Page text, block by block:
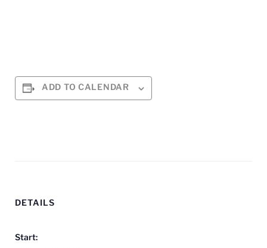
ADD TO CALENDAR
DETAILS
Start: